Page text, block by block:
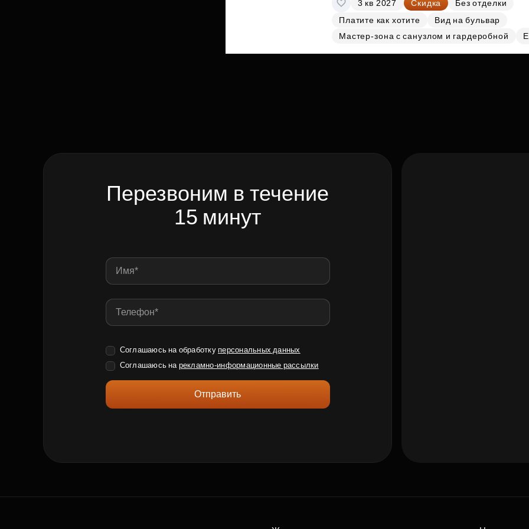
3 кв 2027 Скидка
Без отделки
Платите как хотите
Вид на бульвар
Мастер-зона с санузлом и гардеробной
Перезвоним в течение
15 минут
Соглашаюсь на обработку персональных данных
Соглашаюсь на рекламно-информационные рассылки
Отправить